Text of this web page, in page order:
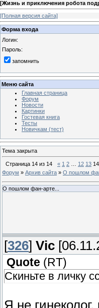
[Жизнь и приключения робота
[Полная версия сайта]
Форма входа
Логин:
Пароль:
запомнить
Меню сайта
Главная страница
Форум
Новости
Картинки
Гостевая книга
Тесты
Новичкам (тест)
Тема закрыта
Страница 14 из 14 « 1 2 12 13 14
Форум » Архив сайта » О пошлом
О пошлом фан-арте...
[326] Vic
Quote (RT)
Скиньте в личку
Я не